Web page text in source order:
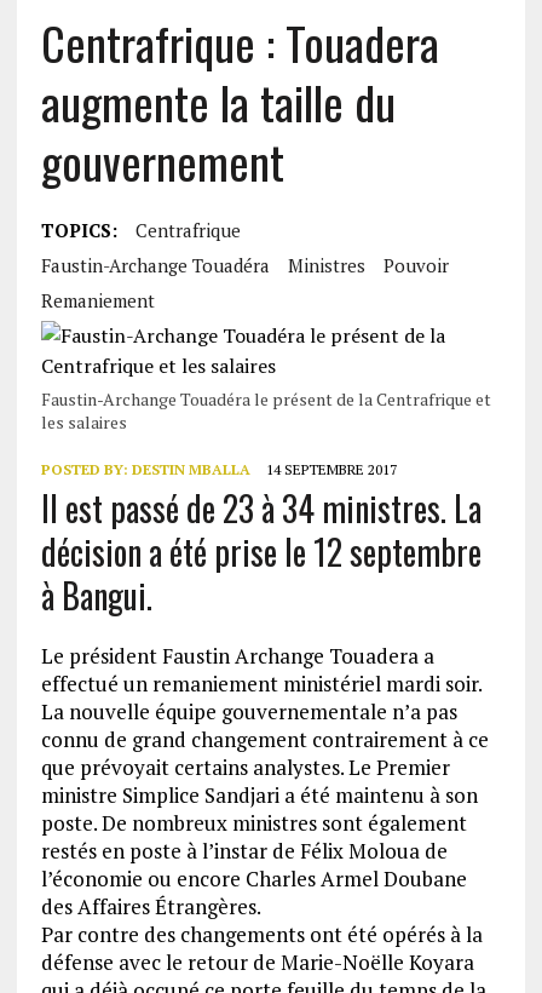
Centrafrique : Touadera
augmente la taille du
gouvernement
TOPICS:
Centrafrique
Faustin-Archange Touadéra
Ministres
Pouvoir
Remaniement
Faustin-Archange Touadéra le présent de la Centrafrique et
les salaires
POSTED BY: DESTIN MBALLA 14 SEPTEMBRE 2017
Il est passé de 23 à 34 ministres. La
décision a été prise le 12 septembre
à Bangui.
Le président Faustin Archange Touadera a
effectué un remaniement ministériel mardi soir.
La nouvelle équipe gouvernementale n’a pas
connu de grand changement contrairement à ce
que prévoyait certains analystes. Le Premier
ministre Simplice Sandjari a été maintenu à son
poste. De nombreux ministres sont également
restés en poste à l’instar de Félix Moloua de
l’économie ou encore Charles Armel Doubane
des Affaires Étrangères.
Par contre des changements ont été opérés à la
défense avec le retour de Marie-Noëlle Koyara